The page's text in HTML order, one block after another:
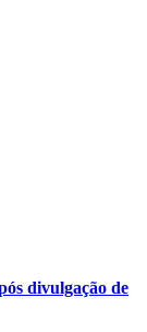
divulgação de